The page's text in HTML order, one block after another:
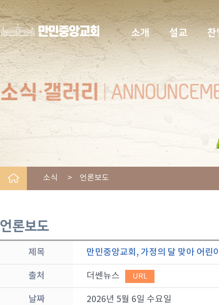
소개 설교 찬
소식 > 언론보도
언론보도
제목 만민중앙교회, 가정의 달 맞아 어린
출처 더쎈뉴스 URL
날짜 2026년 5월 6일 수요일